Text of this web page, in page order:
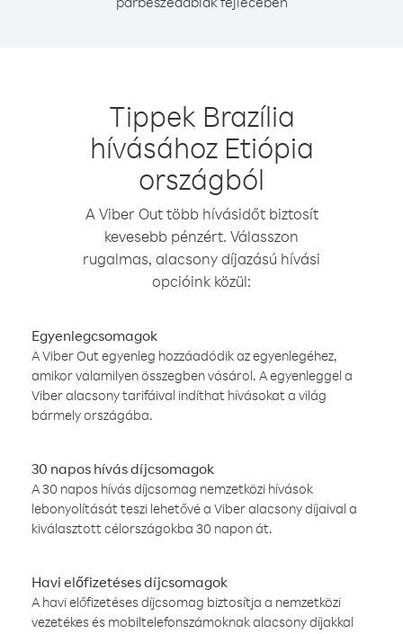
Tippek Brazília
hívásához Etiópia
országból
A Viber Out több hívásidőt biztosít
kevesebb pénzért. Válasszon
rugalmas, alacsony díjazású hívási
opcióink közül:
Egyenlegcsomagok
A Viber Out egyenleg hozzáadódik az egyenlegéhez,
amikor valamilyen összegben vásárol. A egyenleggel a
Viber alacsony tarifáival indíthat hívásokat a világ
bármely országába.
30 napos hívás díjcsomagok
A 30 napos hívás díjcsomag nemzetközi hívások
lebonyolítását teszi lehetővé a Viber alacsony díjaival a
kiválasztott célországokba 30 napon át.
Havi előfizetéses díjcsomagok
A havi előfizetéses díjcsomag biztosítja a nemzetközi
vezetékes és mobiltelefonszámoknak alacsony díjakkal